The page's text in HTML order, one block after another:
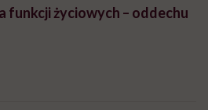
funkcji życiowych – oddechu